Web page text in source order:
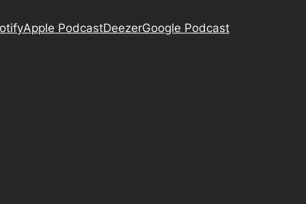
Apple PodcastDeezerGoogle Podcast